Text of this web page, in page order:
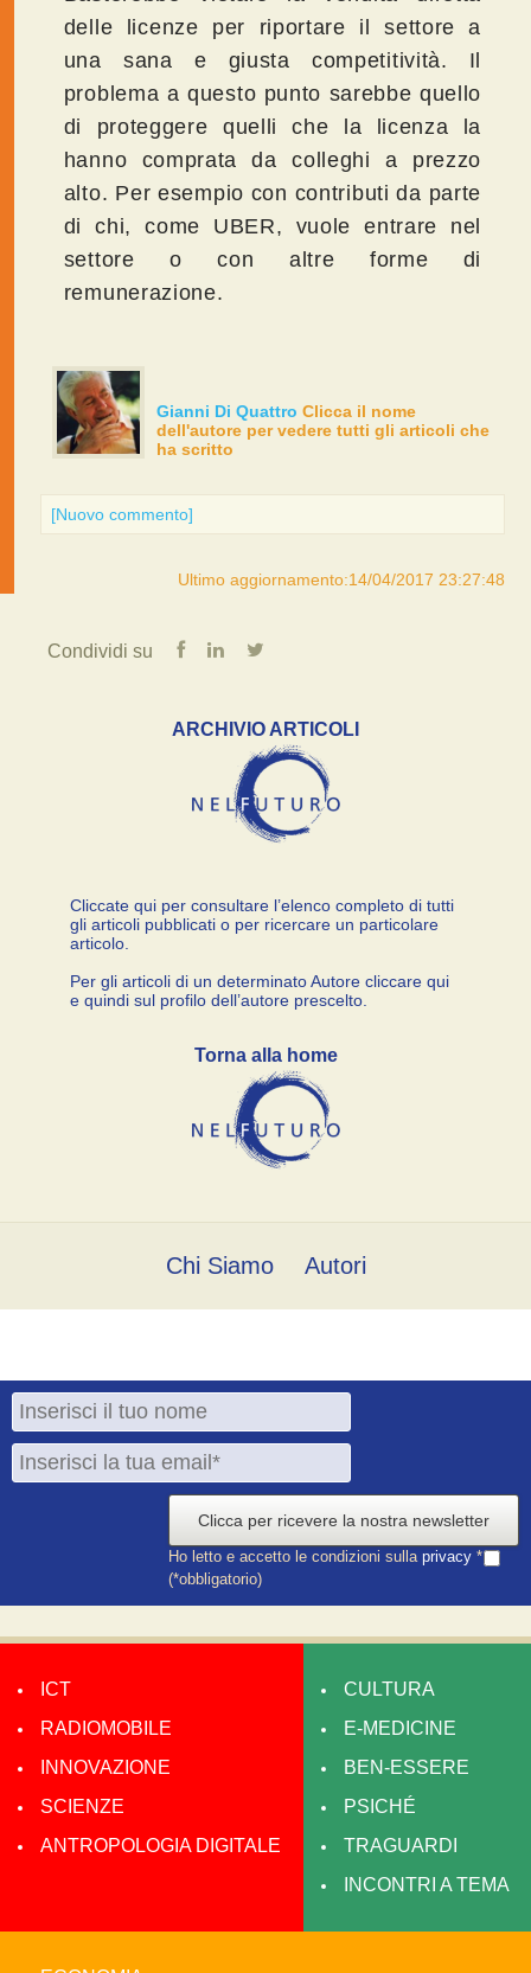
delle licenze per riportare il settore a
una sana e giusta competitività. Il
problema a questo punto sarebbe quello
di proteggere quelli che la licenza la
hanno comprata da colleghi a prezzo
alto. Per esempio con contributi da parte
di chi, come UBER, vuole entrare nel
settore o con altre forme di
remunerazione.
Gianni Di Quattro Clicca il nome
dell'autore per vedere tutti gli articoli che
ha scritto
[Nuovo commento]
Ultimo aggiornamento:14/04/2017 23:27:48
Condividi su
ARCHIVIO ARTICOLI
Cliccate qui per consultare l’elenco completo di tutti
gli articoli pubblicati o per ricercare un particolare
articolo.
Per gli articoli di un determinato Autore cliccare qui
e quindi sul profilo dell’autore prescelto.
Torna alla home
Chi Siamo Autori
Clicca per ricevere la nostra newsletter
Ho letto e accetto le condizioni sulla privacy *
(*obbligatorio)
ICT
RADIOMOBILE
INNOVAZIONE
SCIENZE
ANTROPOLOGIA DIGITALE
CULTURA
E-MEDICINE
BEN-ESSERE
PSICHÉ
TRAGUARDI
INCONTRI A TEMA